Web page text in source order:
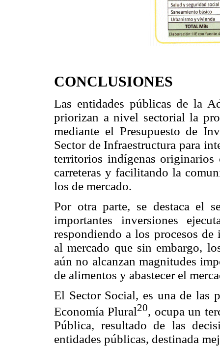
CONCLUSIONES
Las entidades públicas de la
priorizan a nivel sectorial la
mediante el Presupuesto de
Sector de Infraestructura para
territorios indígenas originarios
carreteras y facilitando la
los de mercado.
Por otra parte, se destaca el
importantes inversiones
respondiendo a los procesos
al mercado que sin embargo,
aún no alcanzan magnitudes
de alimentos y abastecer el
El Sector Social, es una de las
Economía Plural20, ocupa un
Pública, resultado de las
entidades públicas, destinada